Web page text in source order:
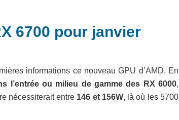
6700 pour janvier
informations ce nouveau GPU d’AMD. En
l’entrée ou milieu de gamme des RX 6000,
nécessiterait entre 146 et 156W, là où les 5700